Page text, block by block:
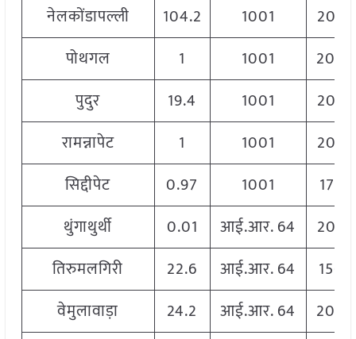
नेलकोंडापल्ली
104.2 1001
2060
पोथगल
1 1001
2040
पुदुर
19.4 1001
2060
रामन्नापेट
1 1001
2060
सिद्दीपेट
0.97 1001
1746
थुंगाथुर्थी
0.01 आई.आर. 64
2060
तिरुमलगिरी
22.6 आई.आर. 64
1560
वेमुलावाड़ा
24.2 आई.आर. 64
2040